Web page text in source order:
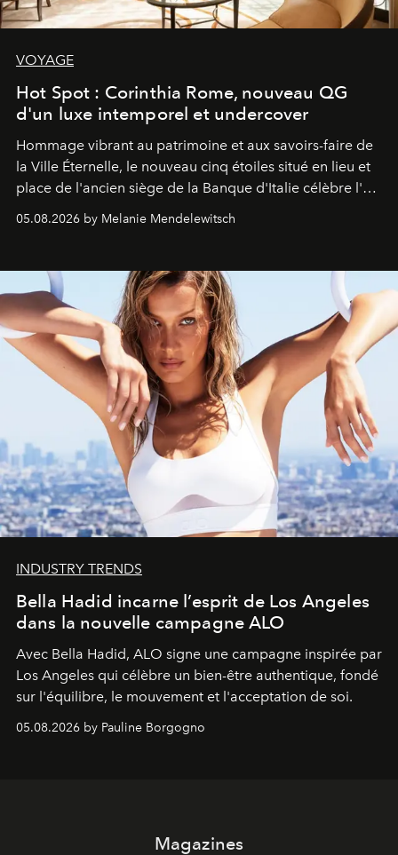
VOYAGE
Hot Spot : Corinthia Rome, nouveau QG
d'un luxe intemporel et undercover
Hommage vibrant au patrimoine et aux savoirs-faire de
la Ville Éternelle, le nouveau cinq étoiles situé en lieu et
place de l'ancien siège de la Banque d'Italie célèbre l'art
de vivre Romain dans toute son élégance intemporelle.
05.08.2026 by Melanie Mendelewitsch
INDUSTRY TRENDS
Bella Hadid incarne l’esprit de Los Angeles
dans la nouvelle campagne ALO
Avec Bella Hadid, ALO signe une campagne inspirée par
Los Angeles qui célèbre un bien-être authentique, fondé
sur l'équilibre, le mouvement et l'acceptation de soi.
05.08.2026 by Pauline Borgogno
Magazines